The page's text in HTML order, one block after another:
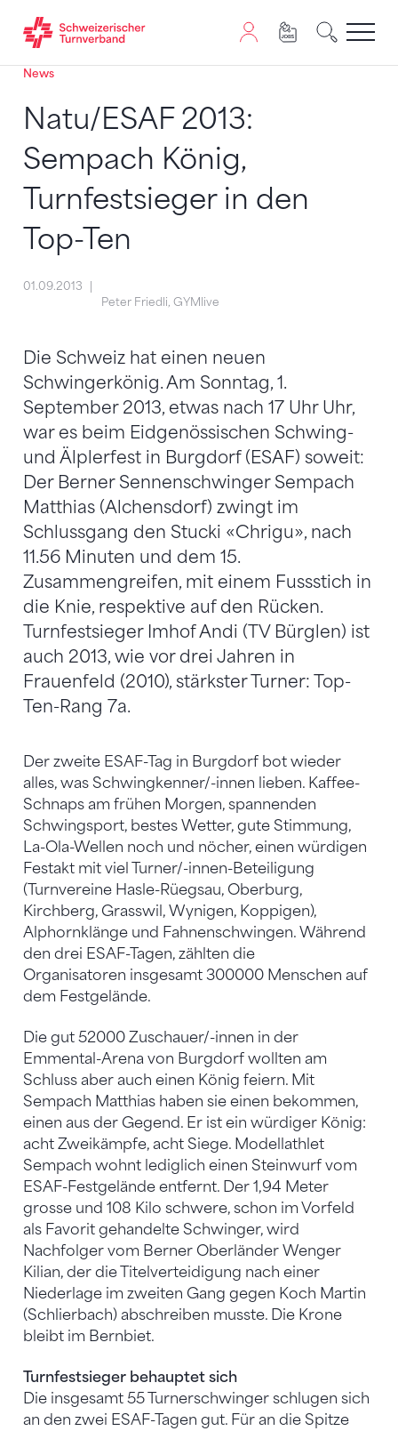
Zum Inhalt springen
Zur Sitemap navigieren
Zum Navigieren dieser Seite wird JavaScript benötigt.
News
Natu/ESAF 2013:
Sempach König,
Turnfestsieger in den
Top-Ten
01.09.2013
Peter Friedli, GYMlive
Die Schweiz hat einen neuen
Schwingerkönig. Am Sonntag, 1.
September 2013, etwas nach 17 Uhr Uhr,
war es beim Eidgenössischen Schwing-
und Älplerfest in Burgdorf (ESAF) soweit:
Der Berner Sennenschwinger Sempach
Matthias (Alchensdorf) zwingt im
Schlussgang den Stucki «Chrigu», nach
11.56 Minuten und dem 15.
Zusammengreifen, mit einem Fussstich in
die Knie, respektive auf den Rücken.
Turnfestsieger Imhof Andi (TV Bürglen) ist
auch 2013, wie vor drei Jahren in
Frauenfeld (2010), stärkster Turner: Top-
Ten-Rang 7a.
Der zweite ESAF-Tag in Burgdorf bot wieder
alles, was Schwingkenner/-innen lieben. Kaffee-
Schnaps am frühen Morgen, spannenden
Schwingsport, bestes Wetter, gute Stimmung,
La-Ola-Wellen noch und nöcher, einen würdigen
Festakt mit viel Turner/-innen-Beteiligung
(Turnvereine Hasle-Rüegsau, Oberburg,
Kirchberg, Grasswil, Wynigen, Koppigen),
Alphornklänge und Fahnenschwingen. Während
den drei ESAF-Tagen, zählten die
Organisatoren insgesamt 300000 Menschen auf
dem Festgelände.
Die gut 52000 Zuschauer/-innen in der
Emmental-Arena von Burgdorf wollten am
Schluss aber auch einen König feiern. Mit
Sempach Matthias haben sie einen bekommen,
einen aus der Gegend. Er ist ein würdiger König:
acht Zweikämpfe, acht Siege. Modellathlet
Sempach wohnt lediglich einen Steinwurf vom
ESAF-Festgelände entfernt. Der 1,94 Meter
grosse und 108 Kilo schwere, schon im Vorfeld
als Favorit gehandelte Schwinger, wird
Nachfolger vom Berner Oberländer Wenger
Kilian, der die Titelverteidigung nach einer
Niederlage im zweiten Gang gegen Koch Martin
(Schlierbach) abschreiben musste. Die Krone
bleibt im Bernbiet.
Turnfestsieger behauptet sich
Die insgesamt 55 Turnerschwinger schlugen sich
an den zwei ESAF-Tagen gut. Für an die Spitze